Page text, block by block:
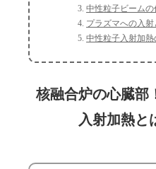
中性粒子ビームの
プラズマへの入射
中性粒子入射加熱
核融合炉の心臓部
入射加熱と